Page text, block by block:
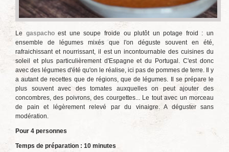
Le gaspachoest une soupe froide ou plutôt un potage froid : un
ensemble de légumes mixés que l'on déguste souvent en été,
rafraichissant et nourrissant, il est un incontournable des cuisines du
soleil et plus particulièrement d'Espagne et du Portugal. C'est donc
avec des légumes d'été qu'on le réalise, ici pas de pommes de terre. Il y
a autant de recettes que de régions, que de légumes. Il se prépare le
plus souvent avec des tomates auxquelles on peut ajouter des
concombres, des poivrons, des courgettes... Le tout avec un morceau
de pain et légèrement relevé par du vinaigre. A déguster sans
modération.
Pour 4 personnes
Temps de préparation : 10 minutes